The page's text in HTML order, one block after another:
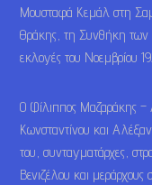
Μουσταφά Κεμάλ στη
Θράκης, τη Συνθήκη των
εκλογές του Νοεμβρίου
Ο Φίλιππος Μαζαράκης –
Κωνσταντίνου και
του, συνταγματάρχες,
Βενιζέλου και